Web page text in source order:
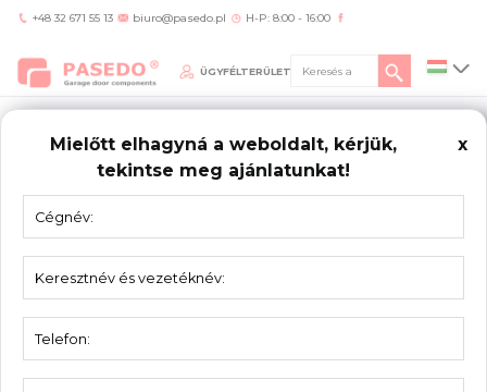
+48 32 671 55 13 biuro@pasedo.pl H-P: 8:00 - 16:00
ÜGYFÉLTERÜLET
Mielőtt elhagyná a weboldalt, kérjük,
tekintse meg ajánlatunkat!
x
Home/Termékek
FELFOGATÓK